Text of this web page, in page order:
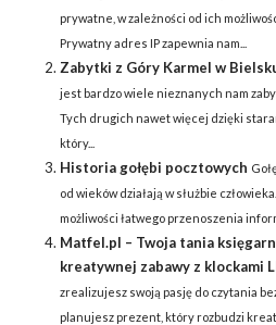
prywatne, w zależności od ich
Prywatny adres IP zapewnia nam...
Zabytki z Góry Karmel w
jest bardzo wiele nieznanych nam
Tych drugich nawet więcej dzięki
który...
Historia gołębi pocztowych
od wieków działają w służbie
możliwości łatwego przenoszenia
Matfel.pl – Twoja tania
kreatywnej zabawy z klockami
zrealizujesz swoją pasję do czytania
planujesz prezent, który rozbudzi